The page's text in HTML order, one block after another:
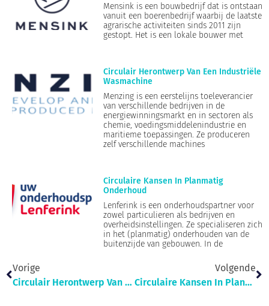
Mensink is een bouwbedrijf dat is ontstaan
vanuit een boerenbedrijf waarbij de laatste
agrarische activiteiten sinds 2011 zijn
gestopt. Het is een lokale bouwer met
Circulair Herontwerp Van Een Industriële
Wasmachine
Menzing is een eerstelijns toeleverancier
van verschillende bedrijven in de
energiewinningsmarkt en in sectoren als
chemie, voedingsmiddelenindustrie en
maritieme toepassingen. Ze produceren
zelf verschillende machines
Circulaire Kansen In Planmatig
Onderhoud
Lenferink is een onderhoudspartner voor
zowel particulieren als bedrijven en
overheidsinstellingen. Ze specialiseren zich
in het (planmatig) onderhouden van de
buitenzijde van gebouwen. In de
Vorige
Circulair Herontwerp Van Een Industriële Wasmachine
Volgende
Circulaire Kansen In Planmatig Onderhoud